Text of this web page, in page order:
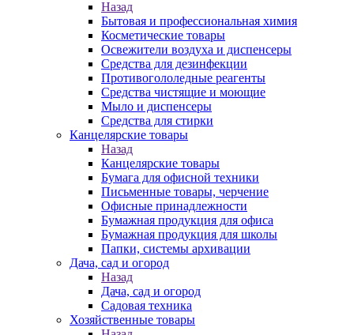
Назад
Бытовая и профессиональная химия
Косметические товары
Освежители воздуха и диспенсеры
Средства для дезинфекции
Противогололедные реагенты
Средства чистящие и моющие
Мыло и диспенсеры
Средства для стирки
Канцелярские товары
Назад
Канцелярские товары
Бумага для офисной техники
Письменные товары, черчение
Офисные принадлежности
Бумажная продукция для офиса
Бумажная продукция для школы
Папки, системы архивации
Дача, сад и огород
Назад
Дача, сад и огород
Садовая техника
Хозяйственные товары